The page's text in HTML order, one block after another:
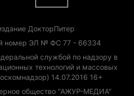
ДокторПитер
номер ЭЛ № ФС 77 - 66334
службой по надзору в
технологий и массовых
14.07.2016 16+
общество "АЖУР-МЕДИА"